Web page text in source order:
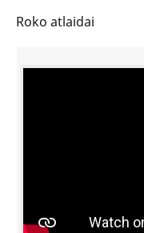
Roko atlaidai